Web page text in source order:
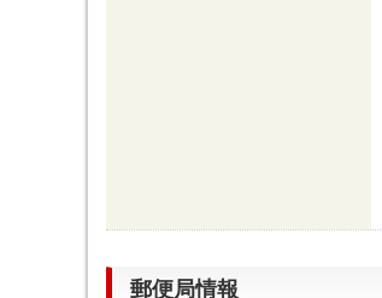
郵便局情報